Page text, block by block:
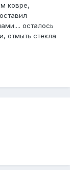
ковре,
осталось
отмыть стекла